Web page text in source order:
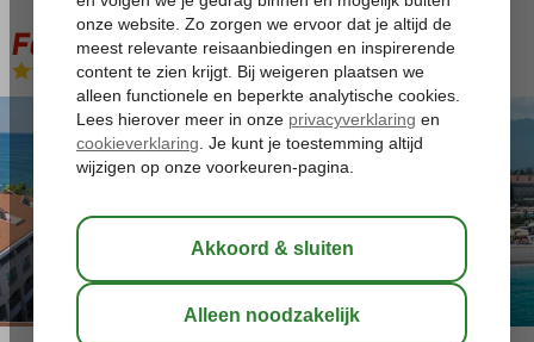
Fame Residence Kemer & Spa
All Inclusive-Hotel